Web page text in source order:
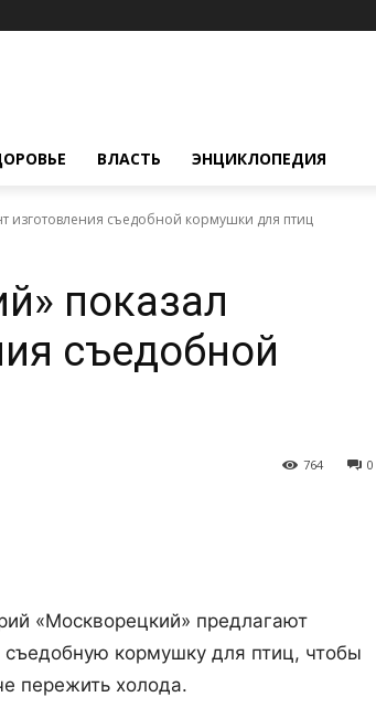
ВЛАСТЬ ЭНЦИКЛОПЕДИЯ
изготовления съедобной кормушки для птиц
показал
съедобной
0
764
«Москворецкий» предлагают
кормушку для птиц, чтобы
пережить холода.